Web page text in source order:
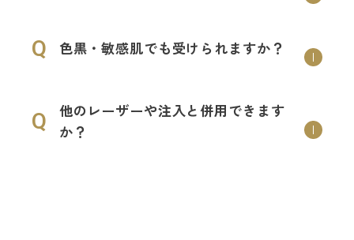
Q 色黒・敏感肌でも受けられますか？
Q
他のレーザーや注入と併用できます
か？